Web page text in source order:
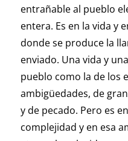
entrañable al pueblo
entera. Es en la vida y
donde se produce la
enviado. Una vida y
pueblo como la de los
ambigüedades, de
y de pecado. Pero es
complejidad y en esa